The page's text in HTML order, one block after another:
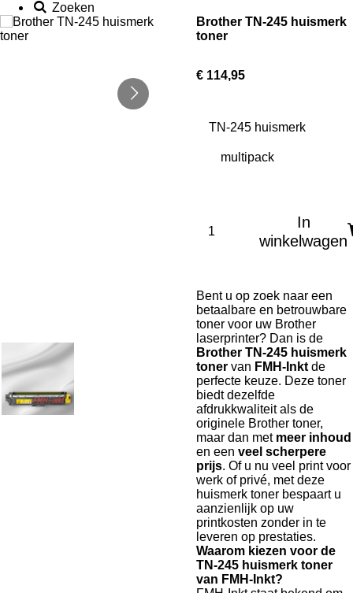
Zoeken
Brother TN-245 huismerk
toner
€ 114,95
TN-245 huismerk
In
winkelwagen
Bent u op zoek naar een
betaalbare en betrouwbare
toner voor uw Brother
laserprinter? Dan is de
Brother TN-245 huismerk
toner van FMH-Inkt de
perfecte keuze. Deze toner
biedt dezelfde
afdrukkwaliteit als de
originele Brother toner,
maar dan met meer inhoud
en een veel scherpere
prijs. Of u nu veel print voor
werk of privé, met deze
huismerk toner bespaart u
aanzienlijk op uw
printkosten zonder in te
leveren op prestaties.
Waarom kiezen voor de
TN-245 huismerk toner
van FMH-Inkt?